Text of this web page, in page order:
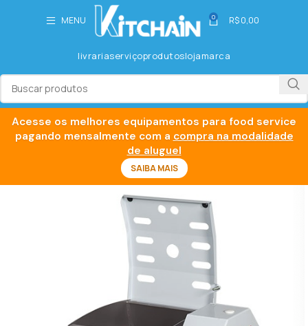
MENU 0 R$0,00
livrariaserviçoprodutoslojamarca
Acesse os melhores equipamentos para food service
pagando mensalmente com a compra na modalidade
de aluguel
SAIBA MAIS